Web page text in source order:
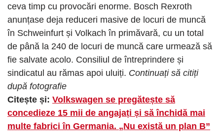
ceva timp cu provocări enorme. Bosch Rexroth
anunțase deja reduceri masive de locuri de muncă
în Schweinfurt și Volkach în primăvară, cu un total
de până la 240 de locuri de muncă care urmează să
fie salvate acolo. Consiliul de întreprindere și
sindicatul au rămas apoi uluiți. Continuați să citiți
după fotografie
Citește și: Volkswagen se pregătește să
concedieze 15 mii de angajați și să închidă mai
multe fabrici în Germania. „Nu există un plan B”